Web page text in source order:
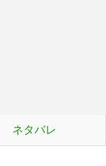
ネタバレ